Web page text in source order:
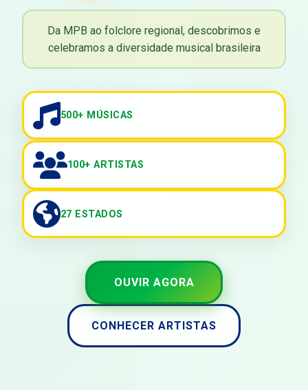
Da MPB ao folclore regional, descobrimos e
celebramos a diversidade musical brasileira
500+ MÚSICAS
100+ ARTISTAS
27 ESTADOS
OUVIR AGORA
CONHECER ARTISTAS